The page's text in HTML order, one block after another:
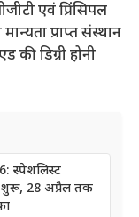
एवं प्रिंसिपल
प्राप्त संस्थान
डिग्री होनी
स्पेशलिस्ट
28 अप्रैल तक